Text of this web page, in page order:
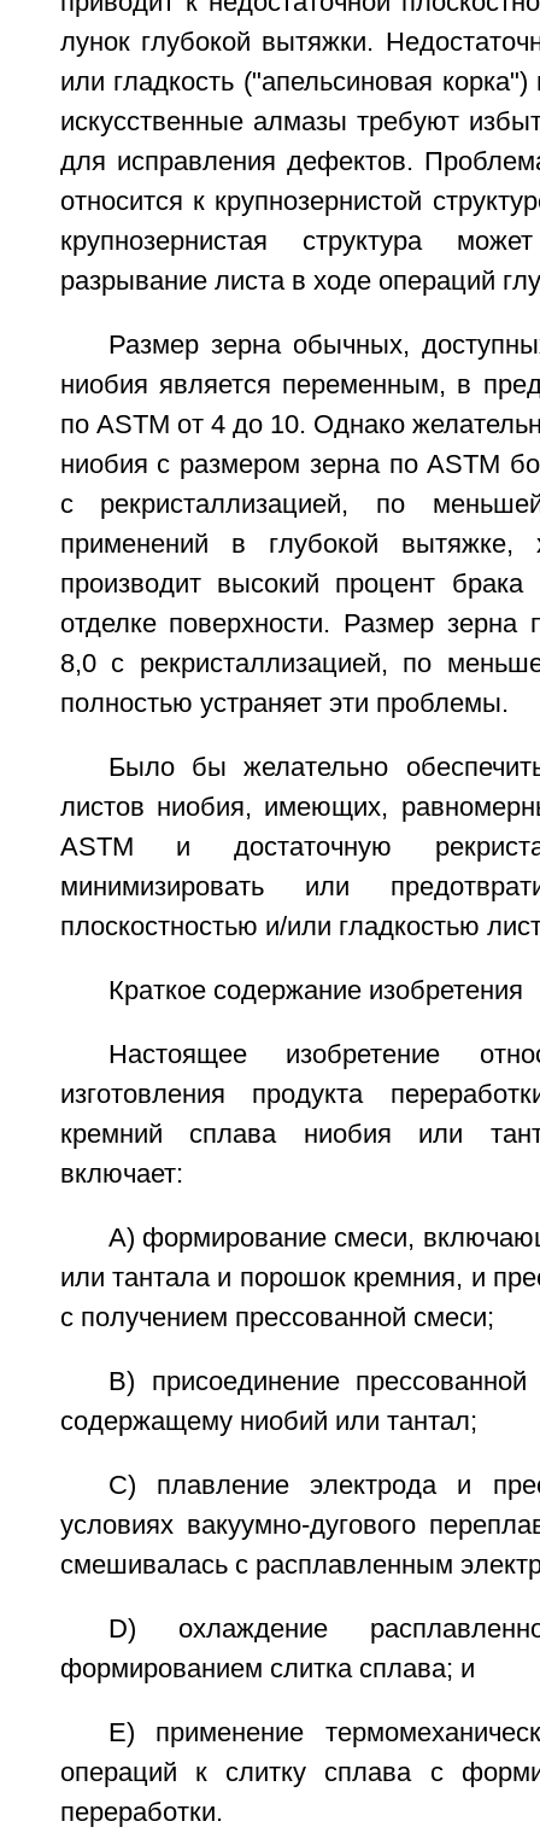
лунок глубокой вытяжки.
или гладкость ("апельсиновая
искусственные алмазы требуют
для исправления дефектов.
относится к крупнозернистой
крупнозернистая структура
разрывание листа в ходе операций
Размер зерна обычных,
ниобия является переменным, в
по ASTM от 4 до 10. Однако
ниобия с размером зерна по ASTM
с рекристаллизацией, по
применений в глубокой
производит высокий процент брака
отделке поверхности. Размер
8,0 с рекристаллизацией, по
полностью устраняет эти проблемы.
Было бы желательно
листов ниобия, имеющих,
ASTM и достаточную
минимизировать или
плоскостностью и/или гладкостью
Краткое содержание изобретения
Настоящее изобретение
изготовления продукта
кремний сплава ниобия или
включает:
A) формирование смеси,
или тантала и порошок кремния, и
с получением прессованной смеси;
B) присоединение
содержащему ниобий или тантал;
C) плавление электрода и
условиях вакуумно-дугового
смешивалась с расплавленным
D) охлаждение
формированием слитка сплава; и
Е) применение
операций к слитку сплава с
переработки.